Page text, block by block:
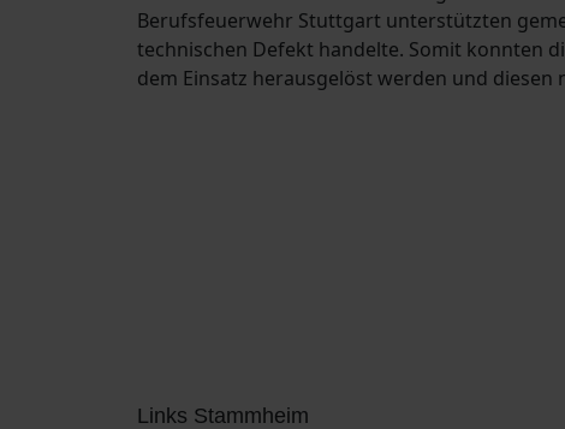
Berufsfeuerwehr Stuttgart unterstützten
technischen Defekt handelte. Somit konnten
dem Einsatz herausgelöst werden und diesen
Links Stammheim